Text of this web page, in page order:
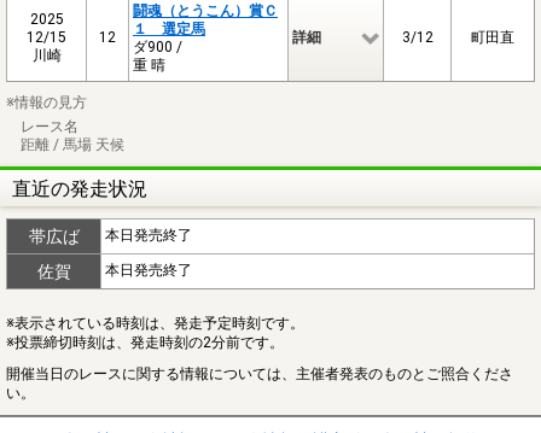
2025
12/15
川崎
12
闘魂（とうこん）賞Ｃ
１ 選定馬
ダ900 /
重 晴
詳細 3/12 町田直
※情報の見方
レース名
距離 / 馬場 天候
直近の発走状況
帯広ば 本日発売終了
佐賀 本日発売終了
※表示されている時刻は、発走予定時刻です。
※投票締切時刻は、発走時刻の2分前です。
開催当日のレースに関する情報については、主催者発表のものとご照合くださ
い。